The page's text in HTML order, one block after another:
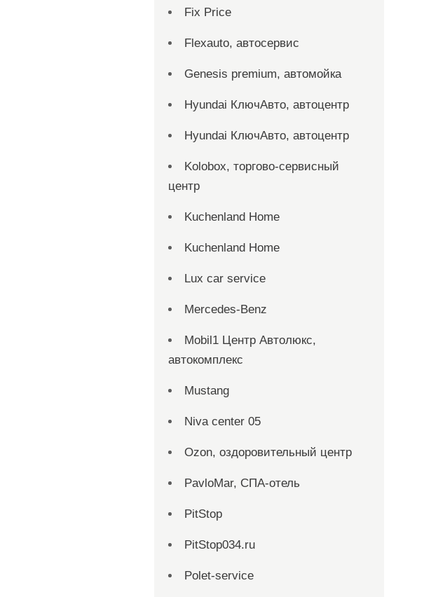
Fix Price
Flexauto, автосервис
Genesis premium, автомойка
Hyundai КлючАвто, автоцентр
Hyundai КлючАвто, автоцентр
Kolobox, торгово-сервисный
центр
Kuchenland Home
Kuchenland Home
Lux car service
Mercedes-Benz
Mobil1 Центр Автолюкс,
автокомплекс
Mustang
Niva center 05
Ozon, оздоровительный центр
PavloMar, СПА-отель
PitStop
PitStop034.ru
Polet-service